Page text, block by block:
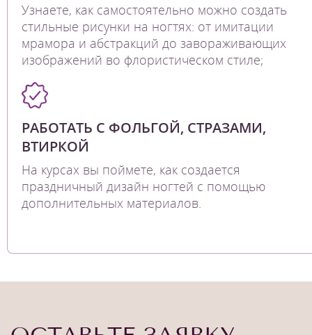
Узнаете, как самостоятельно можно создать
стильные рисунки на ногтях: от имитации
мрамора и абстракций до завораживающих
изображений во флористическом стиле;
РАБОТАТЬ С ФОЛЬГОЙ, СТРАЗАМИ,
ВТИРКОЙ
На курсах вы поймете, как создается
праздничный дизайн ногтей с помощью
дополнительных материалов.